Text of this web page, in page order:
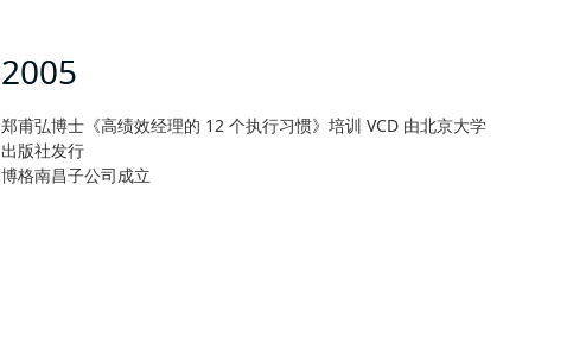
2005
郑甫弘博士《高绩效经理的 12 个执行习惯》培训 VCD 由北京大学
出版社发行
博格南昌子公司成立